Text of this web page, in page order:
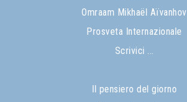
Omraam Mikhaël Aïvanhov
Prosveta Internazionale
Scrivici ...
Il pensiero del giorno